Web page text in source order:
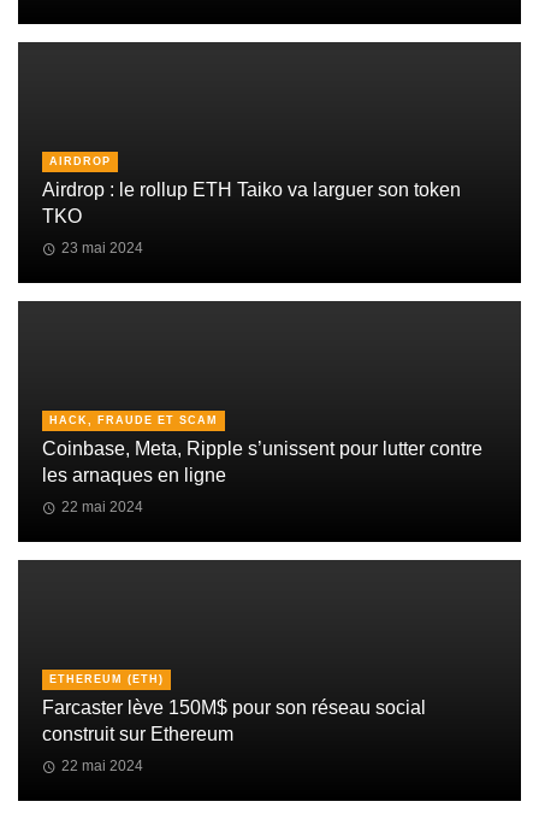
AIRDROP
Airdrop : le rollup ETH Taiko va larguer son token
TKO
23 mai 2024
HACK, FRAUDE ET SCAM
Coinbase, Meta, Ripple s’unissent pour lutter contre
les arnaques en ligne
22 mai 2024
ETHEREUM (ETH)
Farcaster lève 150M$ pour son réseau social
construit sur Ethereum
22 mai 2024